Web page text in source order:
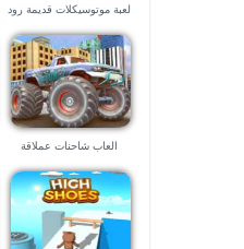
لعبة موتوسيكلات قديمة رود
العاب شاحنات عملاقة